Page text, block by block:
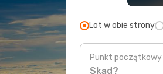
Lot w obie strony
Punkt początkowy